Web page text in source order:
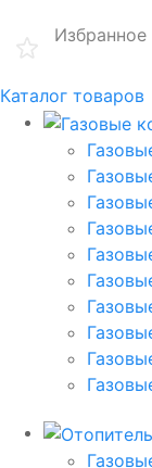
Избранное
Каталог товаров